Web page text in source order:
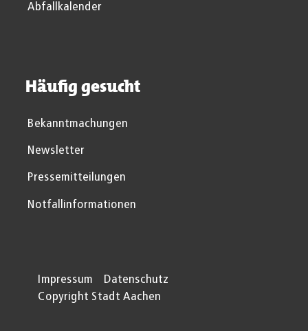
Abfallkalender
Häufig gesucht
Bekanntmachungen
Newsletter
Pressemitteilungen
Notfallinformationen
Impressum
Datenschutz
Copyright Stadt Aachen